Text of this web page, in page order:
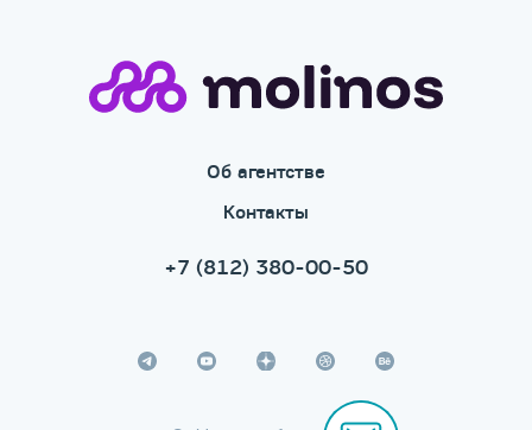
Об агентстве
Контакты
+7 (812) 380-00-50